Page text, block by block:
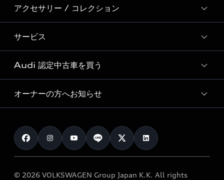
Formula 1®
デジタルサービス
新車在庫検索
試乗車・展示車検索
見積り依頼
試乗予約
モデル一覧
特別仕様モデル / 限定モデル
e-tronラインアップ
価格シミュレーション
車両比較
カタログ一覧
アクセサリー / コレクション
純正アクセサリー
オンラインショップ
Audi collection
アウディナビアプリ
サービス
サービス入庫予約
サービスプログラム
メンテナンス
車検 / 定期点検
e-tronアフターサポート
Audi 認定中古車を買う
Audi認定中古車
クオリティ
保証
メンテナンス
オーナーの方へお知らせ
お知らせ
オーナー様向けキャンペーン
© 2026 VOLKSWAGEN Group Japan K.K. All rights